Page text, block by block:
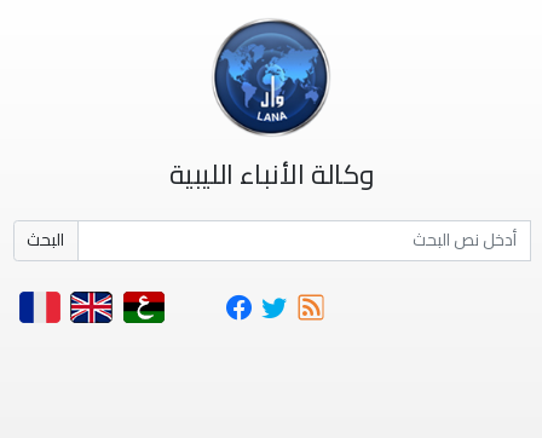
وكالة الأنباء الليبية
البحث